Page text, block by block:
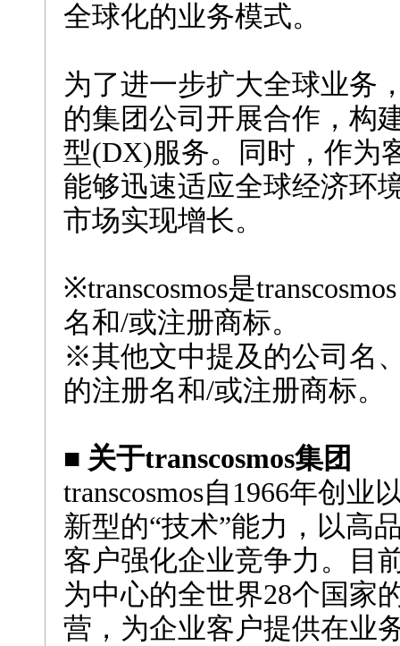
全球化的业务模式。
为了进一步扩大全球业务
的集团公司开展合作，构
型(DX)服务。同时，作为
能够迅速适应全球经济环
市场实现增长。
※transcosmos是
名和/或注册商标。
※其他文中提及的公司名
的注册名和/或注册商标。
■ 关于transcosmos集团
transcosmos自1966年创
新型的“技术”能力，以高
客户强化企业竞争力。目
为中心的全世界28个国家
营，为企业客户提供在业